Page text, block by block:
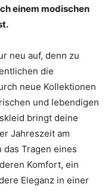
einem modischen
neu auf, denn zu
die
neue Kollektionen
und lebendigen
bringt deine
Jahreszeit am
das Tragen eines
Komfort, ein
Eleganz in einer